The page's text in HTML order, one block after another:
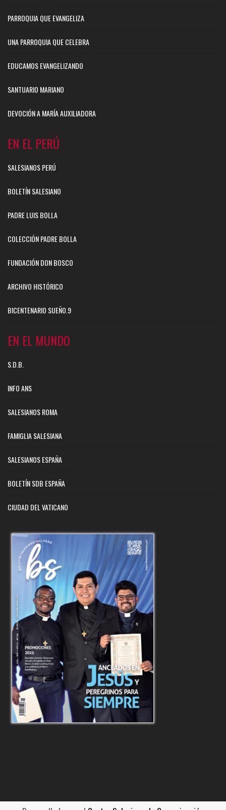
PARROQUIA QUE EVANGELIZA
UNA PARROQUIA QUE CELEBRA
EDUCAMOS EVANGELIZANDO
SANTUARIO MARIANO
DEVOCIÓN A MARÍA AUXILIADORA
EN EL PERÚ
SALESIANOS PERÚ
BOLETÍN SALESIANO
PADRE LUIS BOLLA
COLECCIÓN PADRE BOLLA
FUNDACIÓN DON BOSCO
ARCHIVO HISTÓRICO
BICENTENARIO SUEÑO.9
EN EL MUNDO
S.D.B.
INFO ANS
SALESIANOS ROMA
FAMIGLIA SALESIANA
SALESIANOS ESPAÑA
BOLETÍN SDB ESPAÑA
CIUDAD DEL VATICANO